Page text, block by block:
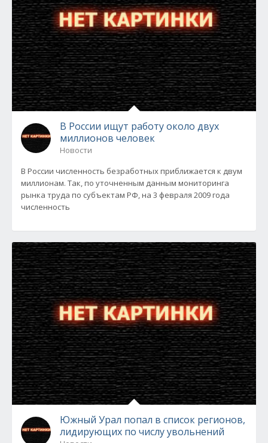
В России ищут работу около двух
миллионов человек
Новости
В России численность безработных приближается к двум
миллионам. Так, по уточненным данным мониторинга
рынка труда по субъектам РФ, на 3 февраля 2009 года
численность
Южный Урал попал в список регионов,
лидирующих по числу увольнений